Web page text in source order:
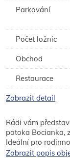
Rádi vám
potoka Bocianka,
Ideální pro
koupací sud,
Zobrazit popis
Parkování
Počet ložnic
Obchod
Restaurace
Zobrazit detail